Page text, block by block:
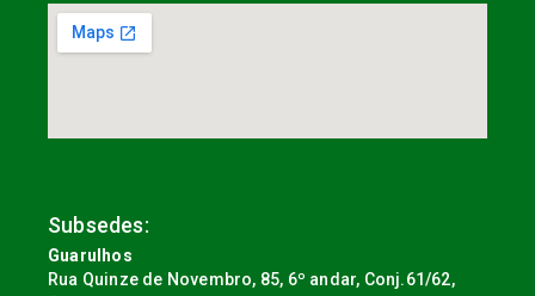
Subsedes:
Guarulhos
Rua Quinze de Novembro, 85, 6º andar, Conj.61/62,